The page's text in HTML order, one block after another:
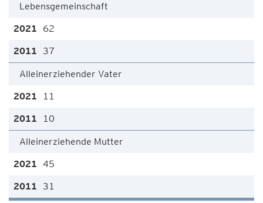
Lebensgemeinschaft
62
37
Alleinerziehender Vater
11
10
Alleinerziehende Mutter
45
31